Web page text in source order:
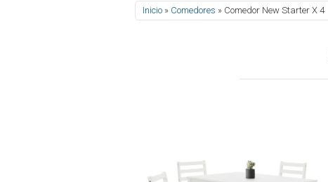
Se encuentra usted aquí
Inicio » Comedores » Comedor New Starter X 4